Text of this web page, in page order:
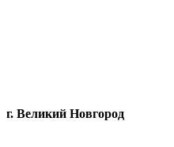
г. Великий Новгород